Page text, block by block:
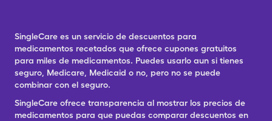
SingleCare es un servicio de descuentos para
medicamentos recetados que ofrece cupones gratuitos
para miles de medicamentos. Puedes usarlo aun si tienes
seguro, Medicare, Medicaid o no, pero no se puede
combinar con el seguro.
SingleCare ofrece transparencia al mostrar los precios de
medicamentos para que puedas comparar descuentos en